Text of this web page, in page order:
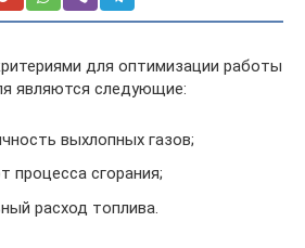
для оптимизации работы
являются следующие:
выхлопных газов;
процесса сгорания;
расход топлива.